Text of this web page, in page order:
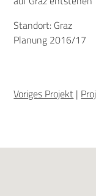
Standort: Graz
Planung 2016/17
Voriges Projekt |